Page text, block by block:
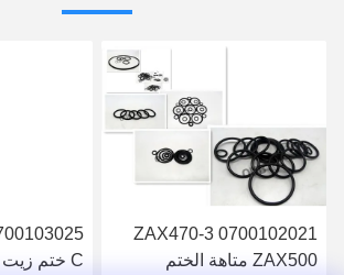
0700102021 ZAX470-3
ZAX500 متاهة الختم
C ختم زيت مضخة المياه